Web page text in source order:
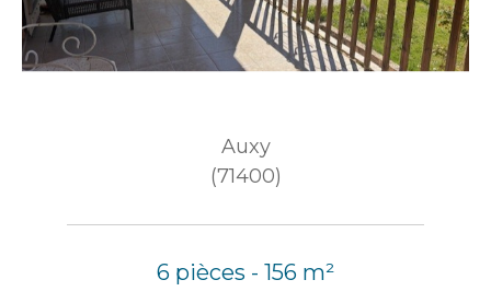
Auxy
(71400)
6 pièces - 156 m²